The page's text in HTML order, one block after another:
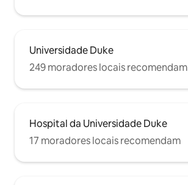
Universidade Duke
249 moradores locais recomendam
Hospital da Universidade Duke
17 moradores locais recomendam